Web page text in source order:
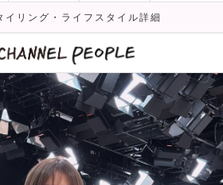
イリング・ライフスタイル詳細